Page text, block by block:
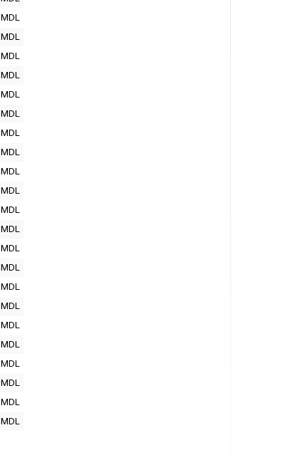
MDL
MDL
MDL
MDL
MDL
MDL
MDL
MDL
MDL
MDL
MDL
MDL
MDL
MDL
MDL
MDL
MDL
MDL
MDL
MDL
MDL
MDL